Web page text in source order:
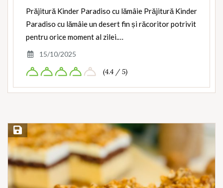
Prăjitură Kinder Paradiso cu lămâie Prăjitură Kinder
Paradiso cu lămâie un desert fin și răcoritor potrivit
pentru orice moment al zilei.…
15/10/2025
(4.4 / 5)
Save Recipe